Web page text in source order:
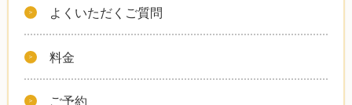
よくいただくご質問
料金
ご予約